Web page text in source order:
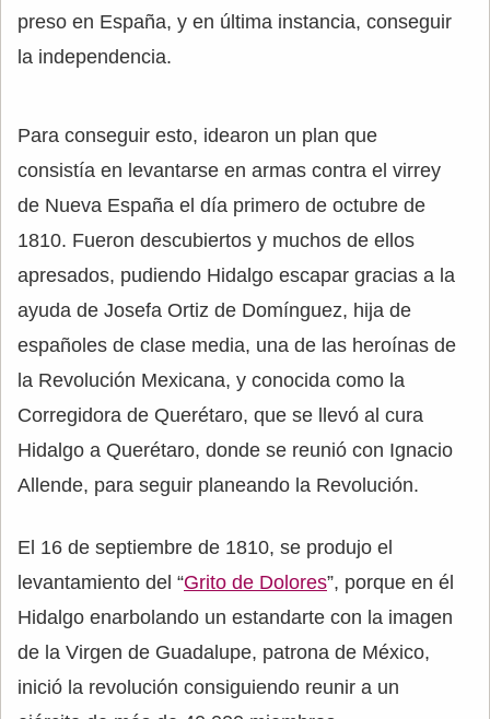
preso en España, y en última instancia, conseguir
la independencia.
Para conseguir esto, idearon un plan que
consistía en levantarse en armas contra el virrey
de Nueva España el día primero de octubre de
1810. Fueron descubiertos y muchos de ellos
apresados, pudiendo Hidalgo escapar gracias a la
ayuda de Josefa Ortiz de Domínguez, hija de
españoles de clase media, una de las heroínas de
la Revolución Mexicana, y conocida como la
Corregidora de Querétaro, que se llevó al cura
Hidalgo a Querétaro, donde se reunió con Ignacio
Allende, para seguir planeando la Revolución.
El 16 de septiembre de 1810, se produjo el
levantamiento del “Grito de Dolores”, porque en él
Hidalgo enarbolando un estandarte con la imagen
de la Virgen de Guadalupe, patrona de México,
inició la revolución consiguiendo reunir a un